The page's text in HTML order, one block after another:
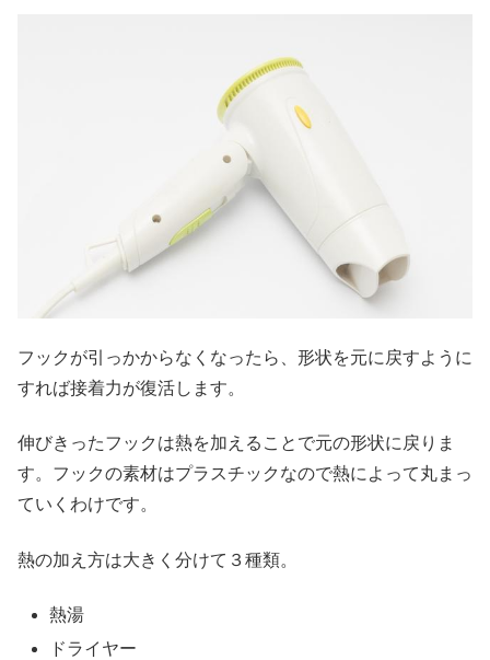
フックが引っかからなくなったら、形状を元に戻すように
すれば接着力が復活します。
伸びきったフックは熱を加えることで元の形状に戻りま
す。フックの素材はプラスチックなので熱によって丸まっ
ていくわけです。
熱の加え方は大きく分けて３種類。
熱湯
ドライヤー